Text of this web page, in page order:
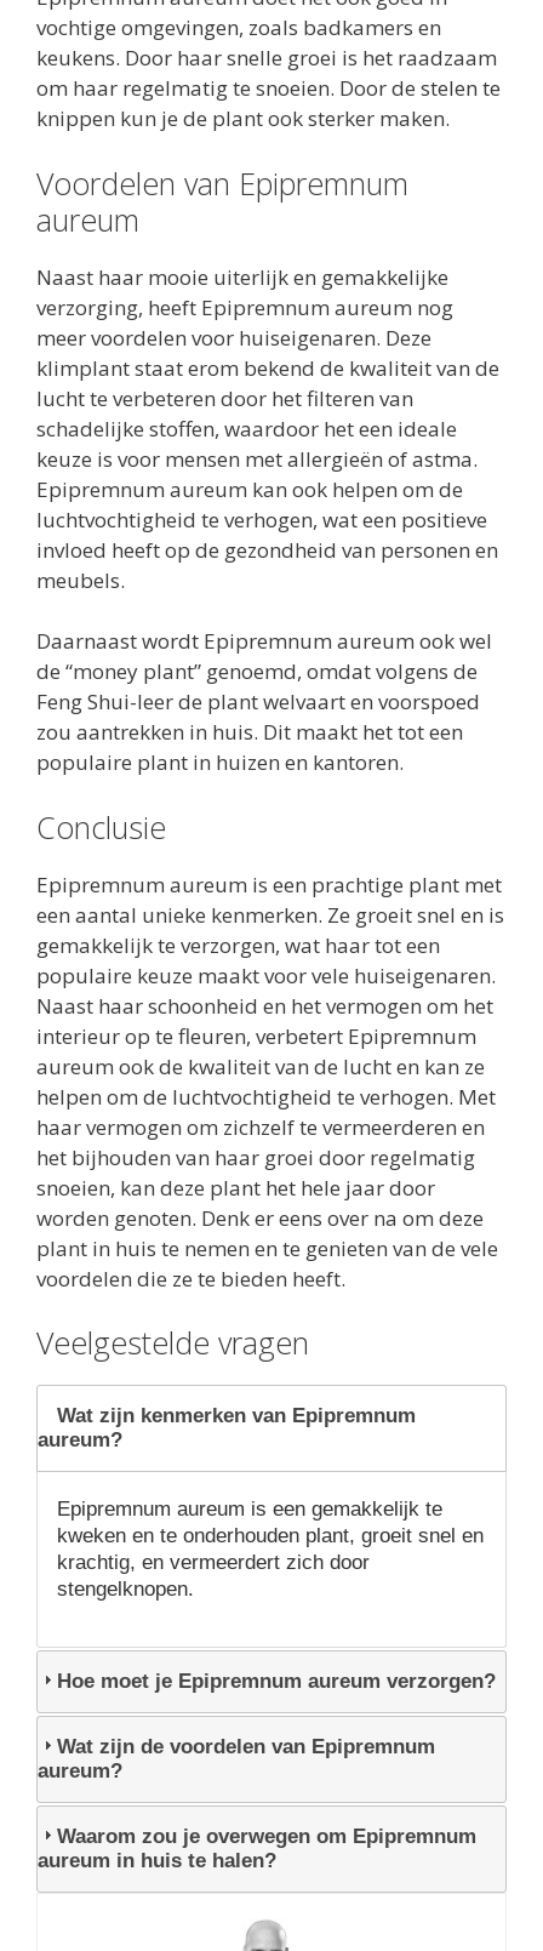
vochtige omgevingen, zoals badkamers en
keukens. Door haar snelle groei is het raadzaam
om haar regelmatig te snoeien. Door de stelen te
knippen kun je de plant ook sterker maken.
Voordelen van Epipremnum
aureum
Naast haar mooie uiterlijk en gemakkelijke
verzorging, heeft Epipremnum aureum nog
meer voordelen voor huiseigenaren. Deze
klimplant staat erom bekend de kwaliteit van de
lucht te verbeteren door het filteren van
schadelijke stoffen, waardoor het een ideale
keuze is voor mensen met allergieën of astma.
Epipremnum aureum kan ook helpen om de
luchtvochtigheid te verhogen, wat een positieve
invloed heeft op de gezondheid van personen en
meubels.
Daarnaast wordt Epipremnum aureum ook wel
de “money plant” genoemd, omdat volgens de
Feng Shui-leer de plant welvaart en voorspoed
zou aantrekken in huis. Dit maakt het tot een
populaire plant in huizen en kantoren.
Conclusie
Epipremnum aureum is een prachtige plant met
een aantal unieke kenmerken. Ze groeit snel en is
gemakkelijk te verzorgen, wat haar tot een
populaire keuze maakt voor vele huiseigenaren.
Naast haar schoonheid en het vermogen om het
interieur op te fleuren, verbetert Epipremnum
aureum ook de kwaliteit van de lucht en kan ze
helpen om de luchtvochtigheid te verhogen. Met
haar vermogen om zichzelf te vermeerderen en
het bijhouden van haar groei door regelmatig
snoeien, kan deze plant het hele jaar door
worden genoten. Denk er eens over na om deze
plant in huis te nemen en te genieten van de vele
voordelen die ze te bieden heeft.
Veelgestelde vragen
Wat zijn kenmerken van Epipremnum
aureum?
Epipremnum aureum is een gemakkelijk te
kweken en te onderhouden plant, groeit snel en
krachtig, en vermeerdert zich door
stengelknopen.
Hoe moet je Epipremnum aureum verzorgen?
Wat zijn de voordelen van Epipremnum
aureum?
Waarom zou je overwegen om Epipremnum
aureum in huis te halen?